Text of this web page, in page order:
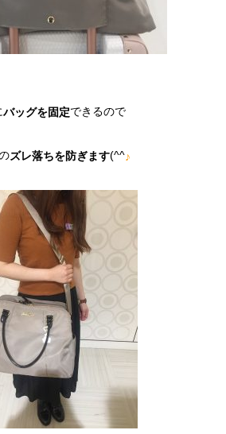
バッグを固定できるので
ズレ落ちを防ぎます(^^♪